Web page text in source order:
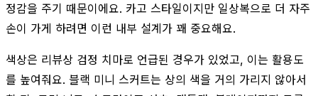
정감을 주기 때문이에요. 카고 스타일이지만 일상복으로 더 자주
손이 가게 하려면 이런 내부 설계가 꽤 중요해요.
색상은 리뷰상 검정 치마로 언급된 경우가 있었고, 이는 활용도
를 높여줘요. 블랙 미니 스커트는 상의 색을 거의 가리지 않아서